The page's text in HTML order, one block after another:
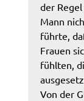
der
Mann
führte,
Frauen
fühlten,
Von der